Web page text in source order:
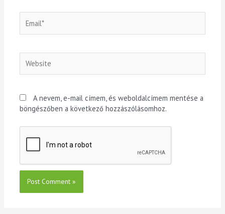
A nevem, e-mail címem, és weboldalcímem mentése a
böngészőben a következő hozzászólásomhoz.